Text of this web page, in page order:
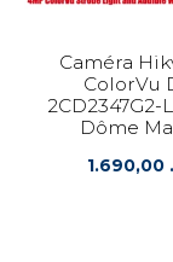
Caméra
ColorVu
2CD2347G2-
Dôme